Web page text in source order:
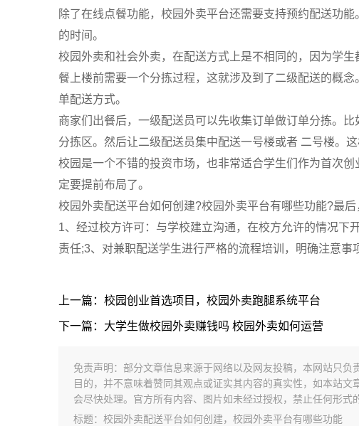
除了在线点餐功能，校园外卖平台还需要支持预约配送功
的时间。
校园外卖和社会外卖，在配送方式上是不相同的，因为学
餐上楼前需要一个分拣过程，这就涉及到了二级配送的概
单配送方式。
商家们出餐后，一级配送员可以先收集订单做订单分拣。
分拣区。然后让二级配送员集中配送一号楼或者 二号楼。
校园是一个不错的投资市场，也非常适合学生们作为首次
定要提前布局了。
校园外卖配送平台如何创建?校园外卖平台有哪些功能?最后
1、经过校方许可：与学校建立沟通，在校方允许的情况下
责任;3、对兼职配送学生进行严格的流程培训，明确注意事
上一篇：校园创业首选项目，校园外卖跑腿系统平台
下一篇：大学生做校园外卖赚钱吗 校园外卖如何运营
免责声明：部分文章信息来源于网络以及网友投稿，本网站只
目的，并不意味着赞同其观点或证实其内容的真实性，如本站
会尽快处理。官方所有内容、图片如未经过授权，禁止任何形式
标题：校园外卖配送平台如何创建，校园外卖平台有哪些功能